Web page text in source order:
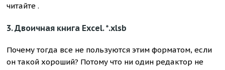
читайте .
3. Двоичная книга Excel.*.xlsb
Почему тогда все не пользуются этим форматом, если
он такой хороший? Потому что ни один редактор не